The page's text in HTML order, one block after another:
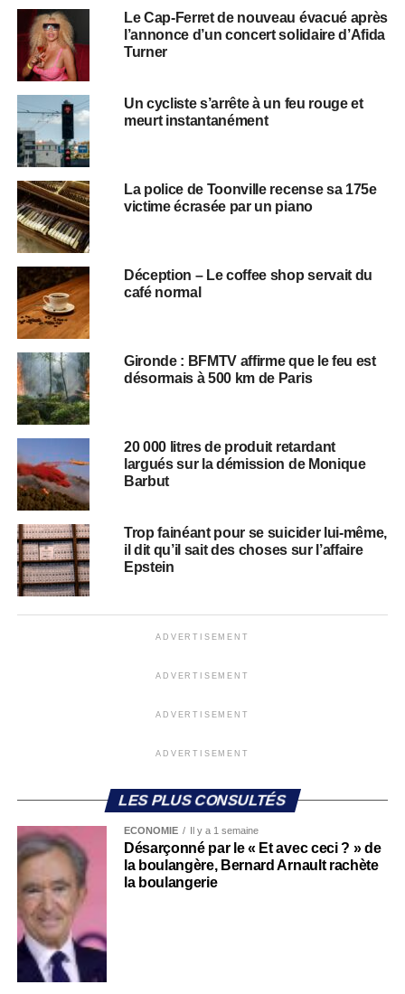
Le Cap-Ferret de nouveau évacué après
l’annonce d’un concert solidaire d’Afida
Turner
Un cycliste s’arrête à un feu rouge et
meurt instantanément
La police de Toonville recense sa 175e
victime écrasée par un piano
Déception – Le coffee shop servait du
café normal
Gironde : BFMTV affirme que le feu est
désormais à 500 km de Paris
20 000 litres de produit retardant
largués sur la démission de Monique
Barbut
Trop fainéant pour se suicider lui-même,
il dit qu’il sait des choses sur l’affaire
Epstein
ADVERTISEMENT
ADVERTISEMENT
ADVERTISEMENT
ADVERTISEMENT
LES PLUS CONSULTÉS
ECONOMIE Il y a 1 semaine
Désarçonné par le « Et avec ceci ? » de
la boulangère, Bernard Arnault rachète
la boulangerie